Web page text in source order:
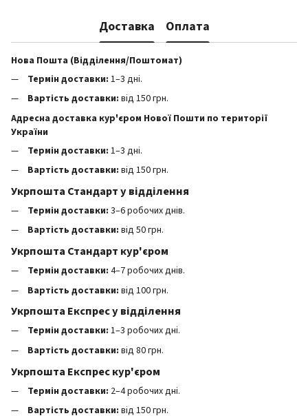
Доставка Оплата
Нова Пошта (Відділення/Поштомат)
Термін доставки: 1–3 дні.
Вартість доставки: від 150 грн.
Адресна доставка кур'єром Нової Пошти по території
України
Термін доставки: 1–3 дні.
Вартість доставки: від 150 грн.
Укрпошта Стандарт у відділення
Термін доставки: 3–6 робочих днів.
Вартість доставки: від 50 грн.
Укрпошта Стандарт кур'єром
Термін доставки: 4–7 робочих днів.
Вартість доставки: від 100 грн.
Укрпошта Експрес у відділення
Термін доставки: 1–3 робочих дні.
Вартість доставки: від 80 грн.
Укрпошта Експрес кур'єром
Термін доставки: 2–4 робочих дні.
Вартість доставки: від 150 грн.